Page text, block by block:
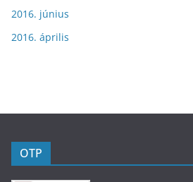
2016. június
2016. április
OTP